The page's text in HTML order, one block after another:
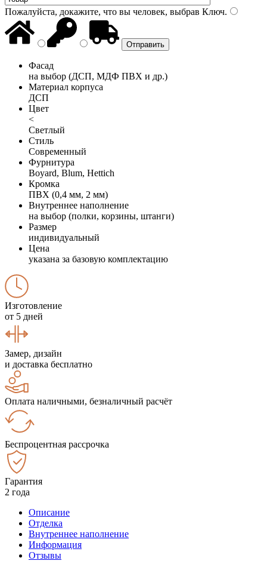
Пожалуйста, докажите, что вы человек, выбрав Ключ.
Фасад
на выбор (ДСП, МДФ ПВХ и др.)
Материал корпуса
ДСП
Цвет
<
Светлый
Стиль
Современный
Фурнитура
Boyard, Blum, Hettich
Кромка
ПВХ (0,4 мм, 2 мм)
Внутреннее наполнение
на выбор (полки, корзины, штанги)
Размер
индивидуальный
Цена
указана за базовую комплектацию
Изготовление
от 5 дней
Замер, дизайн
и доставка бесплатно
Оплата наличными, безналичный расчёт
Беспроцентная рассрочка
Гарантия
2 года
Описание
Отделка
Внутреннее наполнение
Информация
Отзывы